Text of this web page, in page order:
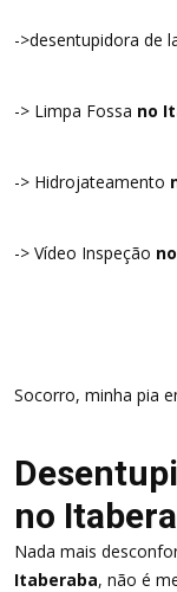
->desentupidora de
-> Limpa Fossa no
-> Hidrojateamento
-> Vídeo Inspeção
Socorro, minha pia
no
Nada mais
Itaberaba, não é